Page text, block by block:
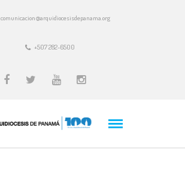
comunicacion@arquidiocesisdepanama.org
+507 282-6500